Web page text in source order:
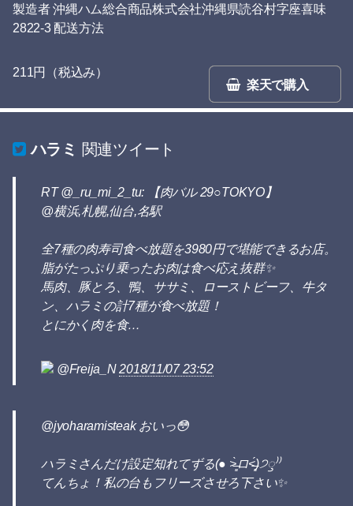
製造者 沖縄ハム総合商品株式会社沖縄県読谷村字座喜味
2822-3 配送方法
楽天で購入
211円（税込み）
ハラミ 関連ツイート
RT @_ru_mi_2_tu: 【肉バル 29○TOKYO】
@横浜,札幌,仙台,名駅
全7種の肉寿司食べ放題を3980円で堪能できるお店。
脂がたっぷり乗ったお肉は食べ応え抜群✨
馬肉、豚とろ、鴨、ササミ、ローストビーフ、牛タ
ン、ハラミの計7種が食べ放題！
とにかく肉を食…
@Freija_N2018/11/07 23:52
@jyoharamisteak おいっ😳
ハラミさんだけ設定知れてずる(● ˃̶͈̀ロ˂̶͈́)੭ꠥ⁾⁾
てんちょ！私の台もフリーズさせろ下さい✨